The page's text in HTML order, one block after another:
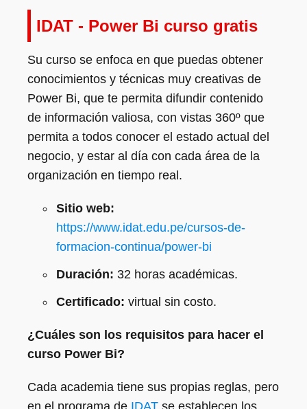
IDAT - Power Bi curso gratis
Su curso se enfoca en que puedas obtener
conocimientos y técnicas muy creativas de
Power Bi, que te permita difundir contenido
de información valiosa, con vistas 360º que
permita a todos conocer el estado actual del
negocio, y estar al día con cada área de la
organización en tiempo real.
Sitio web:
https://www.idat.edu.pe/cursos-de-
formacion-continua/power-bi
Duración: 32 horas académicas.
Certificado: virtual sin costo.
¿Cuáles son los requisitos para hacer el
curso Power Bi?
Cada academia tiene sus propias reglas, pero
en el programa de IDAT se establecen los